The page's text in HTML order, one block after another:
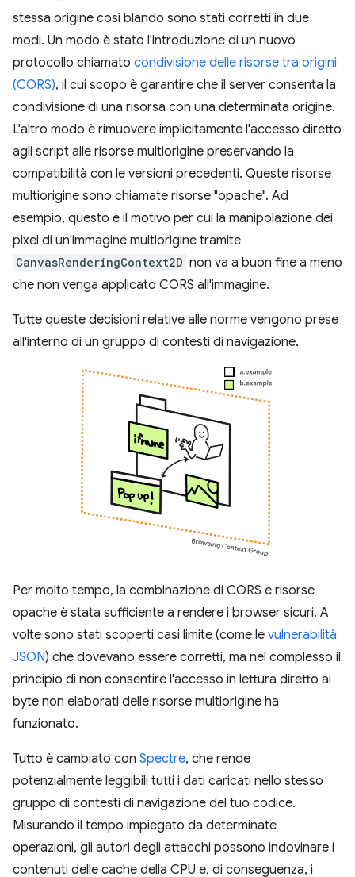
stessa origine così blando sono stati corretti in due
modi. Un modo è stato l'introduzione di un nuovo
protocollo chiamato condivisione delle risorse tra origini
(CORS), il cui scopo è garantire che il server consenta la
condivisione di una risorsa con una determinata origine.
L'altro modo è rimuovere implicitamente l'accesso diretto
agli script alle risorse multiorigine preservando la
compatibilità con le versioni precedenti. Queste risorse
multiorigine sono chiamate risorse "opache". Ad
esempio, questo è il motivo per cui la manipolazione dei
pixel di un'immagine multiorigine tramite
CanvasRenderingContext2D non va a buon fine a meno
che non venga applicato CORS all'immagine.
Tutte queste decisioni relative alle norme vengono prese
all'interno di un gruppo di contesti di navigazione.
Per molto tempo, la combinazione di CORS e risorse
opache è stata sufficiente a rendere i browser sicuri. A
volte sono stati scoperti casi limite (come le vulnerabilità
JSON) che dovevano essere corretti, ma nel complesso il
principio di non consentire l'accesso in lettura diretto ai
byte non elaborati delle risorse multiorigine ha
funzionato.
Tutto è cambiato con Spectre, che rende
potenzialmente leggibili tutti i dati caricati nello stesso
gruppo di contesti di navigazione del tuo codice.
Misurando il tempo impiegato da determinate
operazioni, gli autori degli attacchi possono indovinare i
contenuti delle cache della CPU e, di conseguenza, i